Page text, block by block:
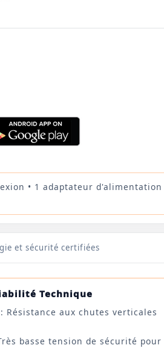
• 1 adaptateur d'alimentation
et sécurité certifiées
Technique
: Résistance aux chutes verticales
basse tension de sécurité pour